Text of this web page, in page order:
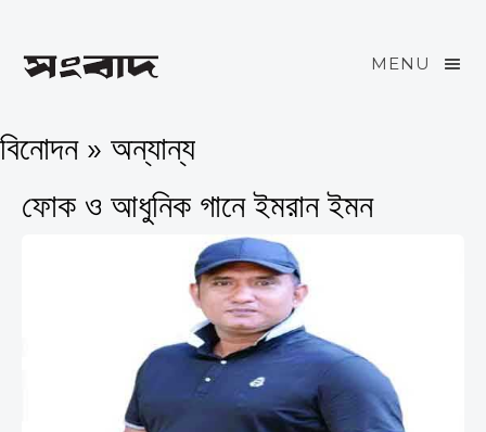
MENU
বিনোদন » অন্যান্য
ফোক ও আধুনিক গানে ইমরান ইমন